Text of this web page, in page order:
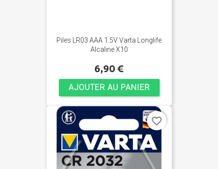
Piles LR03 AAA 1.5V Varta Longlife
Alcaline X10
6,90 €
AJOUTER AU PANIER
favorite_border